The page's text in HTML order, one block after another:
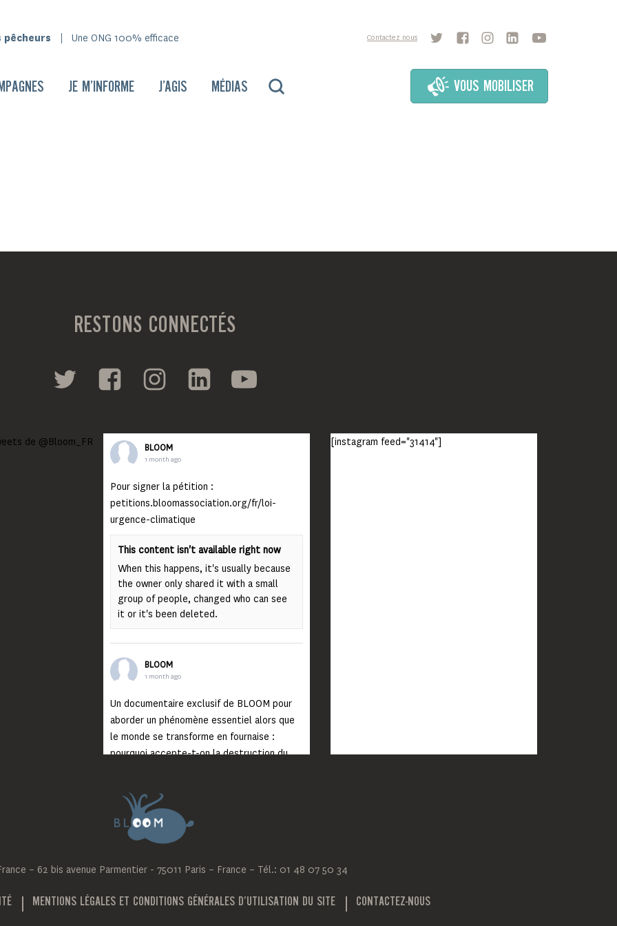
Une ONG 100% efficace Contactez nous
JE M’INFORME J’AGIS MÉDIAS VOUS MOBILISER
RESTONS CONNECTÉS
de @Bloom_FR BLOOM
1 month ago
Pour signer la pétition :
petitions.bloomassociation.org/fr/loi-
urgence-climatique
This content isn't available right now
When this happens, it's usually because
the owner only shared it with a small
group of people, changed who can see
it or it's been deleted.
BLOOM
1 month ago
Un documentaire exclusif de BLOOM pour
aborder un phénomène essentiel alors que
le monde se transforme en fournaise :
pourquoi accepte-t-on la destruction du
Lisez jusqu’au bout et rendez-vous sur
notre chaîne Youtube (lien en bio) pour
découvrir un film qui génèrera deux choses
importantes : des conversations
proches, et la conscience de tout ... Voir plus
Photo
[instagram feed="31414"]
– 62 bis avenue Parmentier - 75011 Paris – France – Tél.: 01 48 07 50 34
MENTIONS LÉGALES ET CONDITIONS GÉNÉRALES D’UTILISATION DU SITE CONTACTEZ-NOUS